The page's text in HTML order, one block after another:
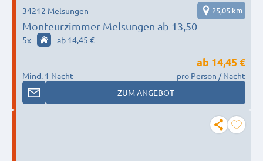
Monteurzimmer Melsungen ab 13,50
34212 Melsungen 25,05 km
5x ab 14,45 €
Mind. 1 Nacht
ab 14,45 €
pro Person / Nacht
ZUM ANGEBOT